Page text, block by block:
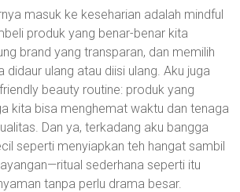
masuk ke keseharian adalah mindful
produk yang benar-benar kita
brand yang transparan, dan memilih
didaur ulang atau diisi ulang. Aku juga
beauty routine: produk yang
kita bisa menghemat waktu dan tenaga
Dan ya, terkadang aku bangga
seperti menyiapkan teh hangat sambil
sederhana seperti itu
tanpa perlu drama besar.